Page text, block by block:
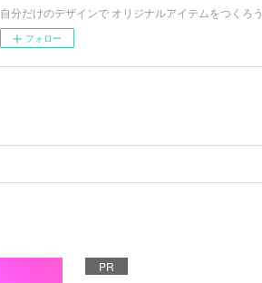
自分だけのデザインで オリジナルアイテムをつくろう
フォロー
PR